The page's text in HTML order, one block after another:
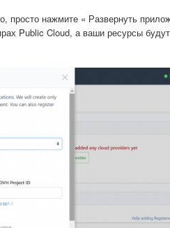
просто нажмите « Развернуть
Public Cloud, а ваши ресурсы